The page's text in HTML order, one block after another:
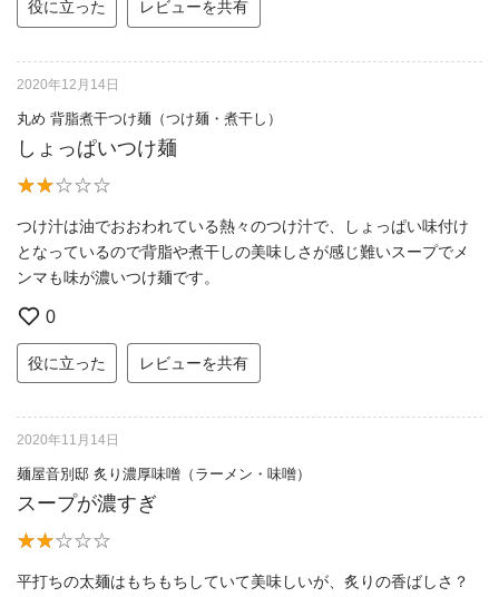
役に立った レビューを共有
2020年12月14日
丸め 背脂煮干つけ麺（つけ麺・煮干し）
しょっぱいつけ麺
つけ汁は油でおおわれている熱々のつけ汁で、しょっぱい味付け
となっているので背脂や煮干しの美味しさが感じ難いスープでメ
ンマも味が濃いつけ麺です。
0
役に立った レビューを共有
2020年11月14日
麺屋音別邸 炙り濃厚味噌（ラーメン・味噌）
スープが濃すぎ
平打ちの太麺はもちもちしていて美味しいが、炙りの香ばしさ？